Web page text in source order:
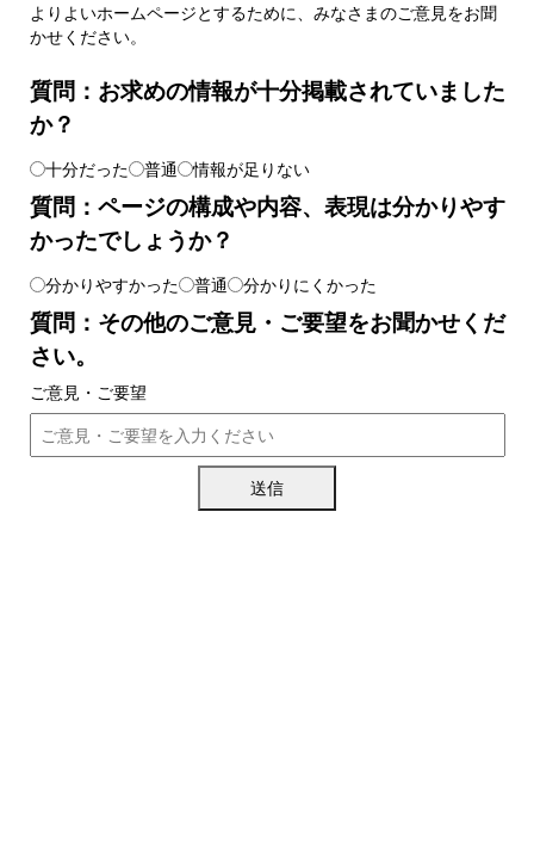
よりよいホームページとするために、みなさまのご意見をお聞
かせください。
質問：お求めの情報が十分掲載されていました
か？
十分だった 普通 情報が足りない
質問：ページの構成や内容、表現は分かりやす
かったでしょうか？
分かりやすかった 普通 分かりにくかった
質問：その他のご意見・ご要望をお聞かせくだ
さい。
ご意見・ご要望
送信